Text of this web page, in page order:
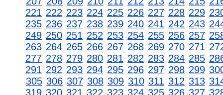
221 222 223 224 225 226 227 228 229
235 236 237 238 239 240 241 242 243
249 250 251 252 253 254 255 256 257
263 264 265 266 267 268 269 270 271
277 278 279 280 281 282 283 284 285
291 292 293 294 295 296 297 298 299
305 306 307 308 309 310 311 312 313
319 320 321 322 323 324 325 326 327